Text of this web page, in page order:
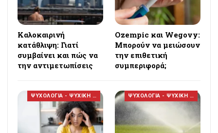
Καλοκαιρινή
κατάθλιψη: Γιατί
συμβαίνει και πώς να
την αντιμετωπίσεις
Ozempic και Wegovy:
Μπορούν να μειώσουν
την επιθετική
συμπεριφορά;
ΨΥΧΟΛΟΓΙΑ - ΨΥΧΙΚΗ ΥΓΕΙΑ ΨΥΧΟΛΟΓΙΑ - ΨΥΧΙΚΗ ΥΓΕΙΑ